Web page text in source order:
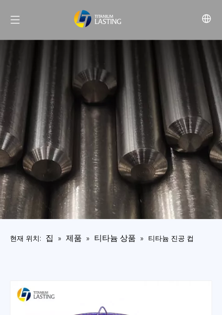
현재 위치: 집 » 제품 » 티타늄 상품 » 티타늄 진공 컵